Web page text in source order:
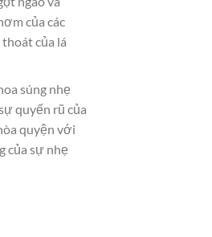
của các
của lá
súng nhẹ
quyến rũ của
quyện với
của sự nhẹ